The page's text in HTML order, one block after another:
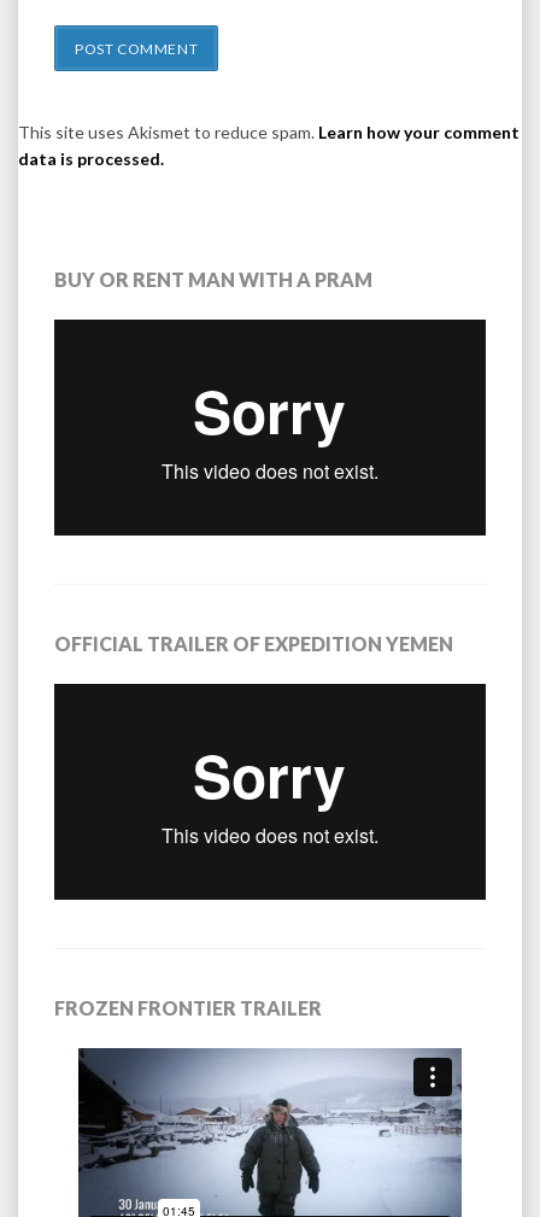
This site uses Akismet to reduce spam. Learn how your comment
data is processed.
BUY OR RENT MAN WITH A PRAM
OFFICIAL TRAILER OF EXPEDITION YEMEN
FROZEN FRONTIER TRAILER